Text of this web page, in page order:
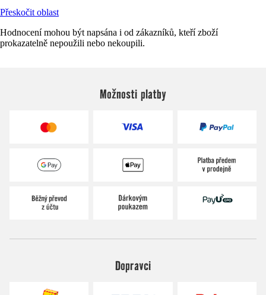
Přeskočit oblast
Hodnocení mohou být napsána i od zákazníků, kteří zboží
prokazatelně nepoužili nebo nekoupili.
Možnosti platby
Dopravci